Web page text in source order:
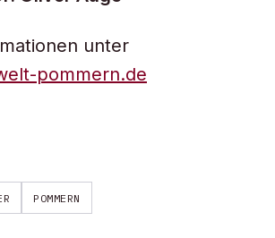
unter
pommern.de
POMMERN